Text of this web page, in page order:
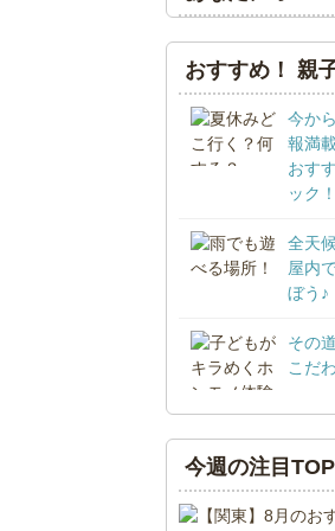
おすすめ！ 親
今か
報満載
おす
ック！
全天
屋内
ぼう♪
その
こだ
今週の注目